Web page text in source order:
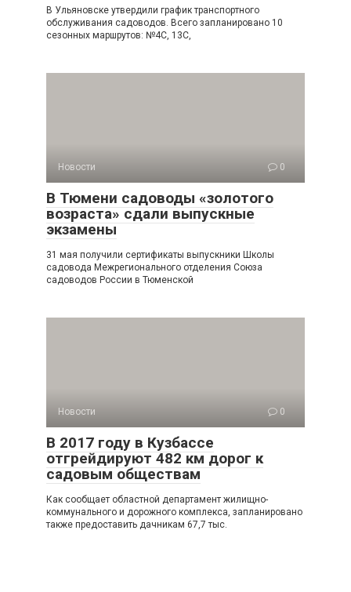
В Ульяновске утвердили график транспортного
обслуживания садоводов. Всего запланировано 10
сезонных маршрутов: №4С, 13С,
Новости 0
В Тюмени садоводы «золотого
возраста» сдали выпускные
экзамены
31 мая получили сертификаты выпускники Школы
садовода Межрегионального отделения Союза
садоводов России в Тюменской
Новости 0
В 2017 году в Кузбассе
отгрейдируют 482 км дорог к
садовым обществам
Как сообщает областной департамент жилищно-
коммунального и дорожного комплекса, запланировано
также предоставить дачникам 67,7 тыс.